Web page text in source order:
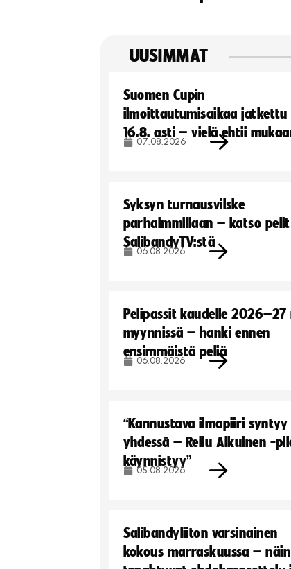
UUSIMMAT
Suomen Cupin
ilmoittautumisaikaa jatkettu
16.8. asti – vielä ehtii
07.08.2026
Syksyn turnausvilske
parhaimmillaan – katso pelit
SalibandyTV:stä
06.08.2026
Pelipassit kaudelle
myynnissä – hanki ennen
ensimmäistä peliä
06.08.2026
“Kannustava ilmapiiri syntyy
yhdessä – Reilu Aikuinen -
käynnistyy”
05.08.2026
Salibandyliiton varsinainen
kokous marraskuussa – näin